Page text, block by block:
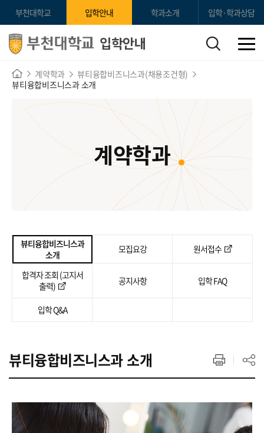
부천대학교 입학안내 학과소개 입학·학과상담
입학안내
계약학과
뷰티융합비즈니스과(채용조건형)
뷰티융합비즈니스과 소개
계약학과
뷰티융합비즈니스과
소개
모집요강 원서접수
합격자 조회 (고지서
출력)
공지사항 입학 FAQ
입학 Q&A
뷰티융합비즈니스과 소개